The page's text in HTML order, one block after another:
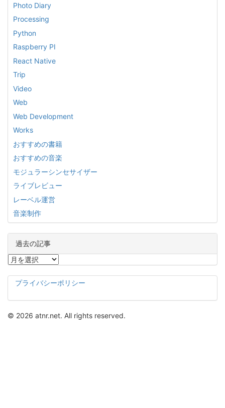
Photo Diary
Processing
Python
Raspberry PI
React Native
Trip
Video
Web
Web Development
Works
おすすめの書籍
おすすめの音楽
モジュラーシンセサイザー
ライブレビュー
レーベル運営
音楽制作
過去の記事
過
の
事
プライバシーポリシー
© 2026 atnr.net. All rights reserved.